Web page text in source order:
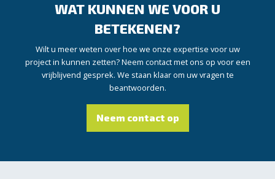
WAT KUNNEN WE VOOR U
BETEKENEN?
Wilt u meer weten over hoe we onze expertise voor uw
project in kunnen zetten? Neem contact met ons op voor een
vrijblijvend gesprek. We staan klaar om uw vragen te
beantwoorden.
Neem contact op